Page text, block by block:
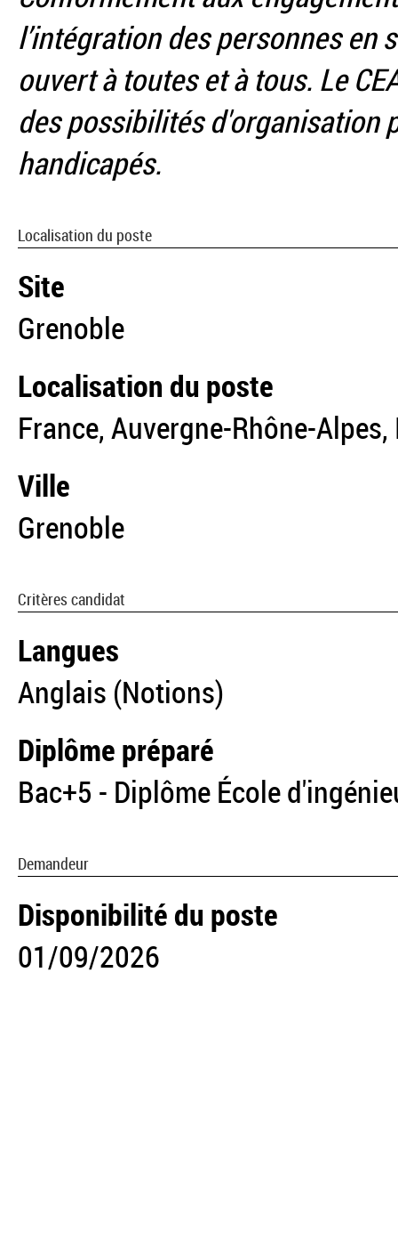
l’intégration des personnes en
ouvert à toutes et à tous. Le
des possibilités d'organisation
handicapés.
Localisation du poste
Site
Grenoble
Localisation du poste
France, Auvergne-Rhône-
Ville
Grenoble
Critères candidat
Langues
Anglais (Notions)
Diplôme préparé
Bac+5 - Diplôme École
Demandeur
Disponibilité du poste
01/09/2026